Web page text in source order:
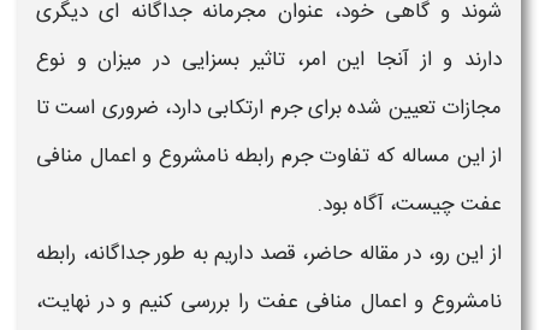
شوند و گاهی خود، عنوان مجرمانه جداگانه ای دیگری
دارند و از آنجا این امر، تاثیر بسزایی در میزان و نوع
مجازات تعیین شده برای جرم ارتکابی دارد، ضروری است تا
از این مساله که تفاوت جرم رابطه نامشروع و اعمال منافی
عفت چیست، آگاه بود.
از این رو، در مقاله حاضر، قصد داریم به طور جداگانه، رابطه
نامشروع واعمال منافی عفت را بررسی کنیم و در نهایت،